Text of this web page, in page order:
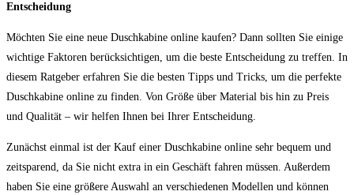
Entscheidung
Möchten Sie eine neue Duschkabine online kaufen? Dann sollten Sie einige
wichtige Faktoren berücksichtigen, um die beste Entscheidung zu treffen. In
diesem Ratgeber erfahren Sie die besten Tipps und Tricks, um die perfekte
Duschkabine online zu finden. Von Größe über Material bis hin zu Preis
und Qualität – wir helfen Ihnen bei Ihrer Entscheidung.
Zunächst einmal ist der Kauf einer Duschkabine online sehr bequem und
zeitsparend, da Sie nicht extra in ein Geschäft fahren müssen. Außerdem
haben Sie eine größere Auswahl an verschiedenen Modellen und können